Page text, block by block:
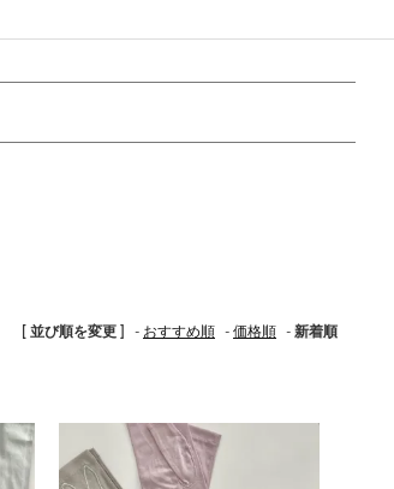
[ 並び順を変更 ] - おすすめ順 - 価格順 - 新着順